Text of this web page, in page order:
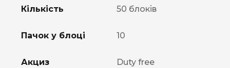
Кількість 50 блоків
Пачок у блоці 10
Акциз Duty free